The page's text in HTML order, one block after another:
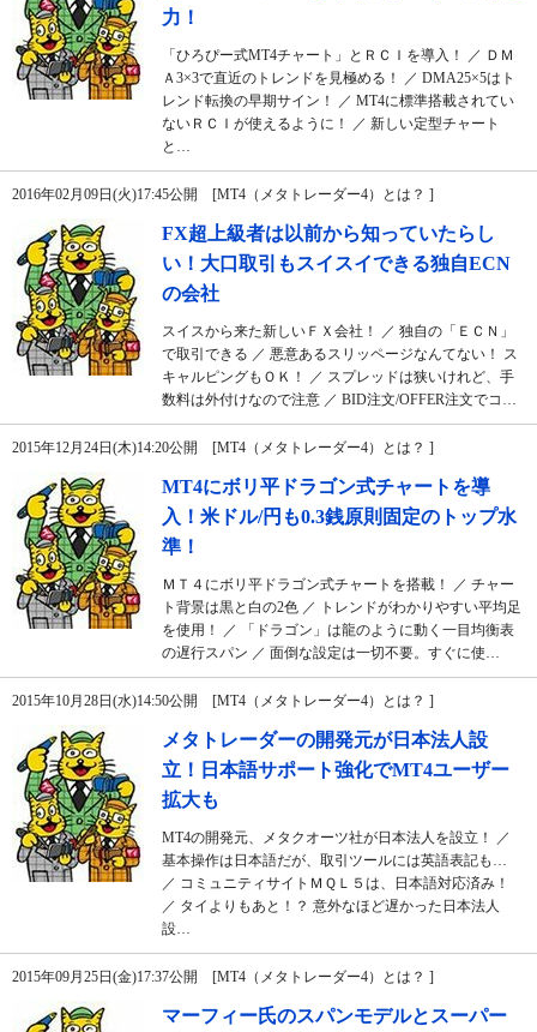
力！
「ひろぴー式MT4チャート」とＲＣＩを導入！ ／ ＤＭ
Ａ3×3で直近のトレンドを見極める！ ／ DMA25×5はト
レンド転換の早期サイン！ ／ MT4に標準搭載されてい
ないＲＣＩが使えるように！ ／ 新しい定型チャート
と…
2016年02月09日(火)17:45公開 [MT4（メタトレーダー4）とは？ ]
FX超上級者は以前から知っていたらし
い！大口取引もスイスイできる独自ECN
の会社
スイスから来た新しいＦＸ会社！ ／ 独自の「ＥＣＮ」
で取引できる ／ 悪意あるスリッページなんてない！ ス
キャルピングもＯＫ！ ／ スプレッドは狭いけれど、手
数料は外付けなので注意 ／ BID注文/OFFER注文でコ…
2015年12月24日(木)14:20公開 [MT4（メタトレーダー4）とは？ ]
MT4にボリ平ドラゴン式チャートを導
入！米ドル/円も0.3銭原則固定のトップ水
準！
ＭＴ４にボリ平ドラゴン式チャートを搭載！ ／ チャー
ト背景は黒と白の2色 ／ トレンドがわかりやすい平均足
を使用！ ／ 「ドラゴン」は龍のように動く一目均衡表
の遅行スパン ／ 面倒な設定は一切不要。すぐに使…
2015年10月28日(水)14:50公開 [MT4（メタトレーダー4）とは？ ]
メタトレーダーの開発元が日本法人設
立！日本語サポート強化でMT4ユーザー
拡大も
MT4の開発元、メタクオーツ社が日本法人を設立！ ／
基本操作は日本語だが、取引ツールには英語表記も…
／ コミュニティサイトＭＱＬ５は、日本語対応済み！
／ タイよりもあと！？ 意外なほど遅かった日本法人
設…
2015年09月25日(金)17:37公開 [MT4（メタトレーダー4）とは？ ]
マーフィー氏のスパンモデルとスーパー